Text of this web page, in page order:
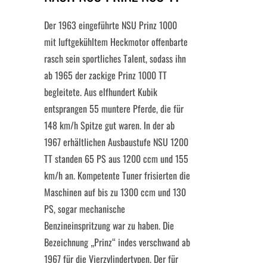
Der 1963 eingeführte NSU Prinz 1000
mit luftgekühltem Heckmotor offenbarte
rasch sein sportliches Talent, sodass ihn
ab 1965 der zackige Prinz 1000 TT
begleitete. Aus elfhundert Kubik
entsprangen 55 muntere Pferde, die für
148 km/h Spitze gut waren. In der ab
1967 erhältlichen Ausbaustufe NSU 1200
TT standen 65 PS aus 1200 ccm und 155
km/h an. Kompetente Tuner frisierten die
Maschinen auf bis zu 1300 ccm und 130
PS, sogar mechanische
Benzineinspritzung war zu haben. Die
Bezeichnung „Prinz“ indes verschwand ab
1967 für die Vierzylindertypen. Der für